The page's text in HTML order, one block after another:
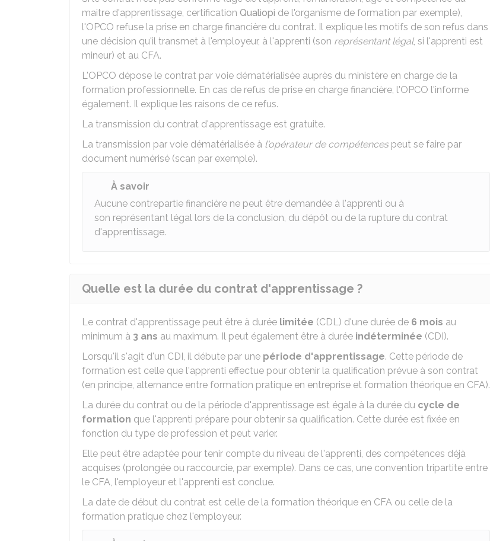
maitre d'apprentissage, certification Qualiopi de l'organisme de formation par exemple),
l'OPCO refuse la prise en charge financière du contrat. Il explique les motifs de son refus dans
une décision qu'il transmet à l'employeur, à l'apprenti (son représentant légal, si l'apprenti est
mineur) et au CFA.
L'OPCO dépose le contrat par voie dématérialisée auprès du ministère en charge de la
formation professionnelle. En cas de refus de prise en charge financière, l'OPCO l'informe
également. Il explique les raisons de ce refus.
La transmission du contrat d'apprentissage est gratuite.
La transmission par voie dématérialisée à l'opérateur de compétencespeut se faire par
document numérisé (scan par exemple).
À savoir
Aucune contrepartie financière ne peut être demandée à l'apprenti ou à
son représentant légal lors de la conclusion, du dépôt ou de la rupture du contrat
d'apprentissage.
Quelle est la durée du contrat d'apprentissage ?
Le contrat d'apprentissage peut être à durée limitée (CDL) d'une durée de 6 mois au
minimum à 3 ans au maximum. Il peut également être à durée indéterminée (CDI).
Lorsqu'il s'agit d'un CDI, il débute par une période d'apprentissage. Cette période de
formation est celle que l'apprenti effectue pour obtenir la qualification prévue à son contrat
(en principe, alternance entre formation pratique en entreprise et formation théorique en CFA).
La durée du contrat ou de la période d'apprentissage est égale à la durée du cycle de
formation que l'apprenti prépare pour obtenir sa qualification. Cette durée est fixée en
fonction du type de profession et peut varier.
Elle peut être adaptée pour tenir compte du niveau de l'apprenti, des compétences déjà
acquises (prolongée ou raccourcie, par exemple). Dans ce cas, une convention tripartite entre
le CFA, l'employeur et l'apprenti est conclue.
La date de début du contrat est celle de la formation théorique en CFA ou celle de la
formation pratique chez l'employeur.